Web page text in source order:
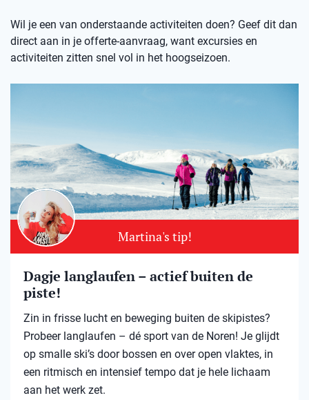
Wil je een van onderstaande activiteiten doen? Geef dit dan
direct aan in je offerte-aanvraag, want excursies en
activiteiten zitten snel vol in het hoogseizoen.
Martina's tip!
Dagje langlaufen – actief buiten de
piste!
Zin in frisse lucht en beweging buiten de skipistes?
Probeer langlaufen – dé sport van de Noren! Je glijdt
op smalle ski’s door bossen en over open vlaktes, in
een ritmisch en intensief tempo dat je hele lichaam
aan het werk zet.